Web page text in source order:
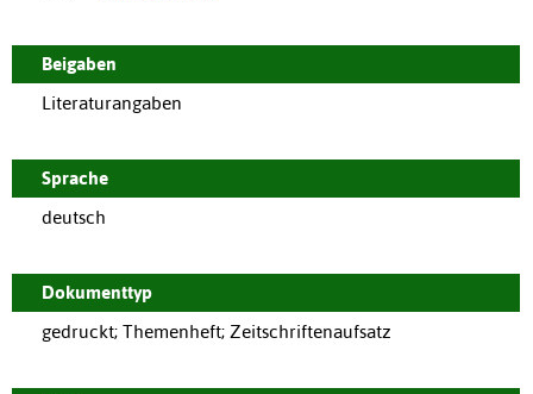
Beigaben
Literaturangaben
Sprache
deutsch
Dokumenttyp
gedruckt; Themenheft; Zeitschriftenaufsatz